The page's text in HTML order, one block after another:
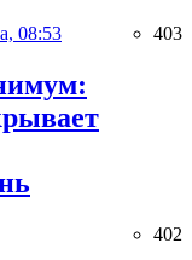
08:53 403
402